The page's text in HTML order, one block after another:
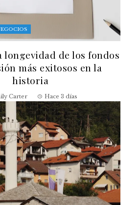
longevidad de los fondos
más exitosos en la
historia
Carter Hace 3 días